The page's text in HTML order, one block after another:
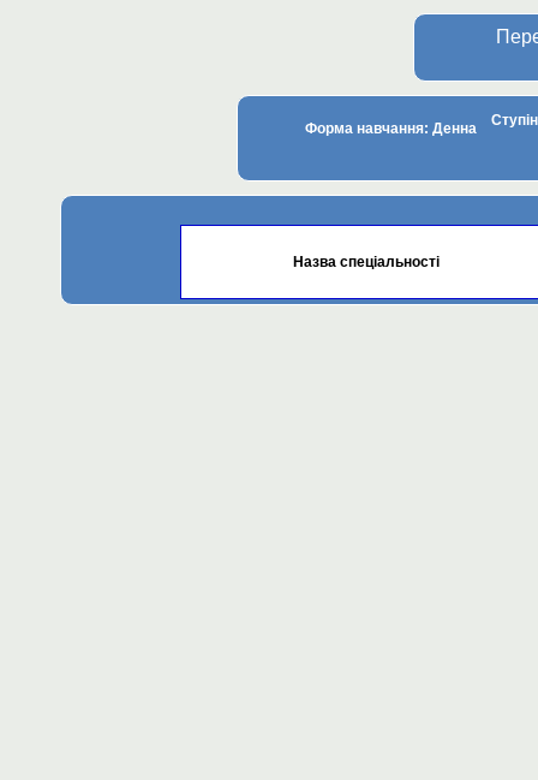
Форма навчання: Денна
Назва спеціальності